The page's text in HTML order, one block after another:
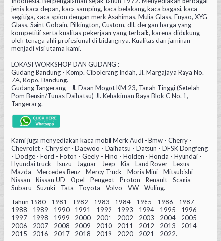
jenis kaca depan, kaca samping, kaca belakang, kaca bagasi, kaca
segitiga, kaca spion dengan merk Asahimas, Mulia Glass, Fuyao, XYG
Glass, Saint Gobain, Pilkington, Custom, dll. dengan harga yang
kompetitif serta kualitas pekerjaan yang terbaik, karena didukung
oleh tenaga ahli profesional di bidangnya. Kualitas dan jaminan
menjadi visi utama kami.
LOKASI WORKSHOP DAN GUDANG :
Gudang Bandung - Komp. Cibolerang Indah, Jl. Margajaya Raya No.
7A, Kopo, Bandung.
Gudang Tangerang - Jl. Daan Mogot KM 23, Tanah Tinggi (Setelah
Pom Bensin/Tunas Daihatsu) Jl. Kehakiman Raya Blok C No. 1,
Tangerang.
Kami juga menyediakan kaca mobil Merk Audi - Bmw - Cherry -
Chevrolet - Chrysler - Daewoo - Daihatsu - Datsun - DFSK Dongfeng
- Dodge - Ford - Foton - Geely - Hino - Holden - Honda - Hyundai -
Hyundai truck - Isuzu - Jaguar - Jeep - Kia - Land Rover - Lexus -
Mazda - Mercedes Benz - Mercy Truck - Moris Mini - Mitsubishi -
Nissan - Nissan UD - Opel - Peugeot - Proton - Renault - Scania -
Subaru - Suzuki - Tata - Toyota - Volvo - VW - Wuling.
Tahun 1980 - 1981 - 1982 - 1983 - 1984 - 1985 - 1986 - 1987 -
1988 - 1989 - 1990 - 1991 - 1992 - 1993 - 1994 - 1995 - 1996 -
1997 - 1998 - 1999 - 2000 - 2001 - 2002 - 2003 - 2004 - 2005 -
2006 - 2007 - 2008 - 2009 - 2010 - 2011 - 2012 - 2013 - 2014 -
2015 - 2016 - 2017 - 2018 - 2019 - 2020 - 2021 - 2022.